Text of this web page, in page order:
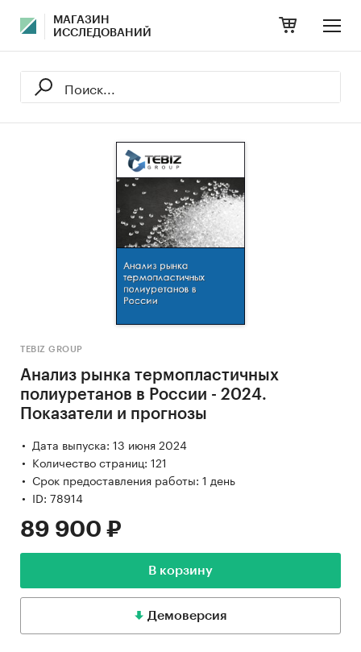
МАГАЗИН
ИССЛЕДОВАНИЙ
TEBIZ GROUP
Анализ рынка термопластичных
полиуретанов в России - 2024.
Показатели и прогнозы
Дата выпуска: 13 июня 2024
Количество страниц: 121
Срок предоставления работы: 1 день
ID: 78914
89 900 ₽
В корзину
Демоверсия